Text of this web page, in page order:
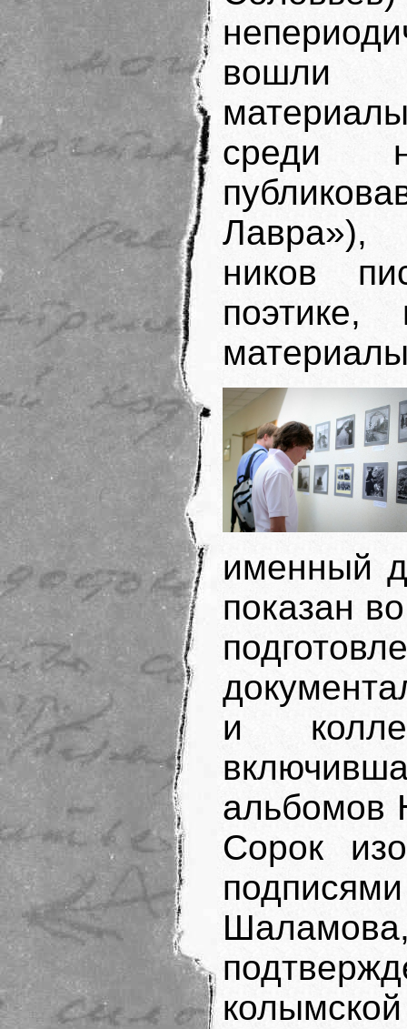
вошли
среди
Лавра»),
ников
поэтике,
именный
показан
и
альбомов
Сорок